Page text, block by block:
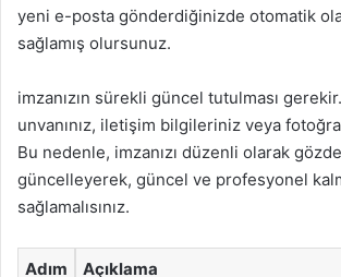
yeni e-posta gönderdiğinizde otomatik
sağlamış olursunuz.
imzanızın sürekli güncel tutulması
unvanınız, iletişim bilgileriniz veya
Bu nedenle, imzanızı düzenli olarak
güncelleyerek, güncel ve profesyonel
sağlamalısınız.
Adım Açıklama